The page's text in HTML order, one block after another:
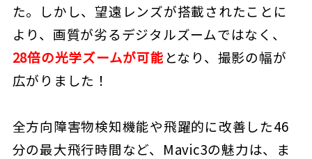
た。しかし、望遠レンズが搭載されたことに
より、画質が劣るデジタルズームではなく、
28倍の光学ズームが可能となり、撮影の幅が
広がりました！
全方向障害物検知機能や飛躍的に改善した46
分の最大飛行時間など、Mavic3の魅力は、ま